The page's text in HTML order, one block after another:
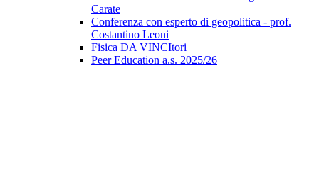
Carate
Conferenza con esperto di geopolitica - prof.
Costantino Leoni
Fisica DA VINCItori
Peer Education a.s. 2025/26